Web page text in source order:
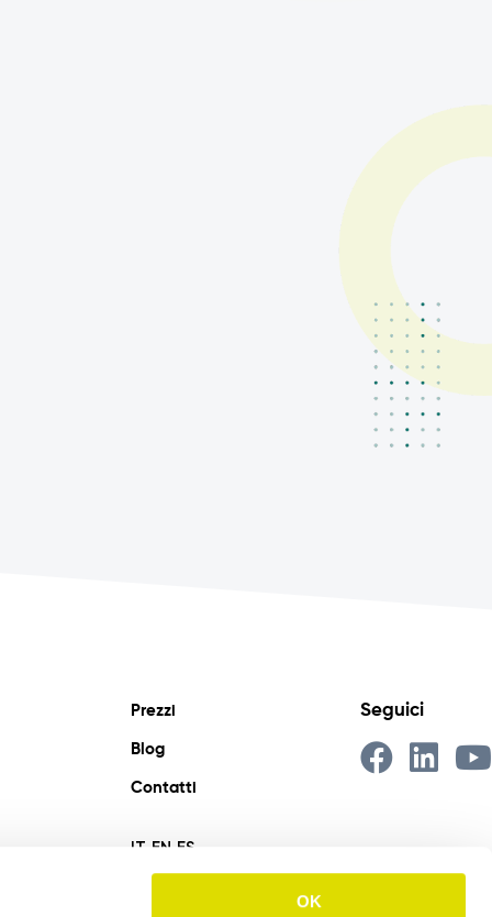
OK
Prezzi
Blog
Contatti
IT EN ES
Seguici